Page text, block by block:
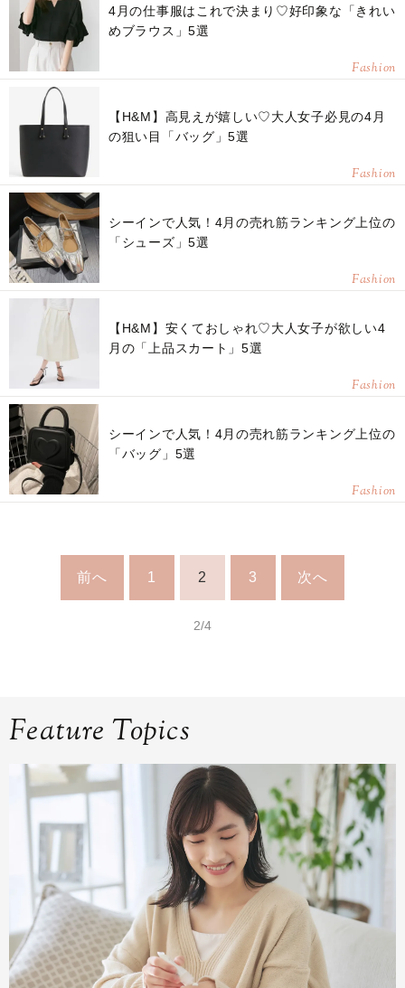
4月の仕事服はこれで決まり♡好印象な「きれい
めブラウス」5選
Fashion
【H&M】高見えが嬉しい♡大人女子必見の4月
の狙い目「バッグ」5選
Fashion
シーインで人気！4月の売れ筋ランキング上位の
「シューズ」5選
Fashion
【H&M】安くておしゃれ♡大人女子が欲しい4
月の「上品スカート」5選
Fashion
シーインで人気！4月の売れ筋ランキング上位の
「バッグ」5選
Fashion
前へ 1 2 3 次へ
2/4
Feature Topics